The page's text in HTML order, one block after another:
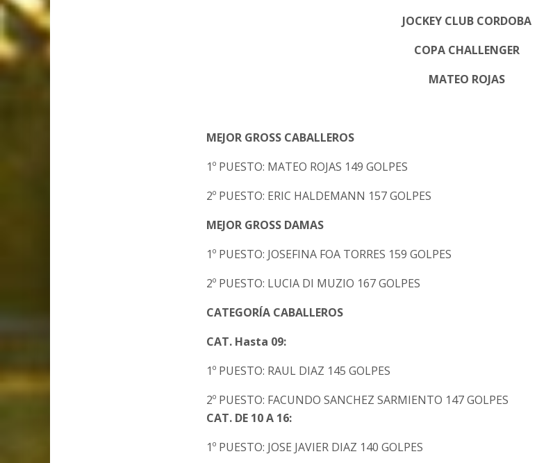
JOCKEY CLUB CORDOBA
COPA CHALLENGER
MATEO ROJAS
MEJOR GROSS CABALLEROS
1º PUESTO: MATEO ROJAS 149 GOLPES
2º PUESTO: ERIC HALDEMANN 157 GOLPES
MEJOR GROSS DAMAS
1º PUESTO: JOSEFINA FOA TORRES 159 GOLPES
2º PUESTO: LUCIA DI MUZIO 167 GOLPES
CATEGORÍA CABALLEROS
CAT. Hasta 09:
1º PUESTO: RAUL DIAZ 145 GOLPES
2º PUESTO: FACUNDO SANCHEZ SARMIENTO 147 GOLPES
CAT. DE 10 A 16:
1º PUESTO: JOSE JAVIER DIAZ 140 GOLPES